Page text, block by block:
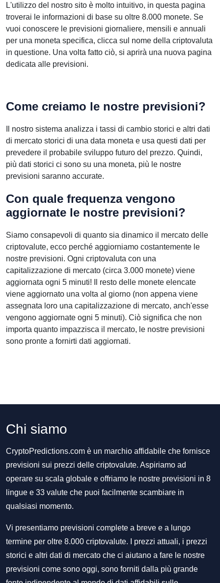
L'utilizzo del nostro sito è molto intuitivo, in questa pagina
troverai le informazioni di base su oltre 8.000 monete. Se
vuoi conoscere le previsioni giornaliere, mensili e annuali
per una moneta specifica, clicca sul nome della criptovaluta
in questione. Una volta fatto ciò, si aprirà una nuova pagina
dedicata alle previsioni.
Come creiamo le nostre previsioni?
Il nostro sistema analizza i tassi di cambio storici e altri dati
di mercato storici di una data moneta e usa questi dati per
prevedere il probabile sviluppo futuro del prezzo. Quindi,
più dati storici ci sono su una moneta, più le nostre
previsioni saranno accurate.
Con quale frequenza vengono
aggiornate le nostre previsioni?
Siamo consapevoli di quanto sia dinamico il mercato delle
criptovalute, ecco perché aggiorniamo costantemente le
nostre previsioni. Ogni criptovaluta con una
capitalizzazione di mercato (circa 3.000 monete) viene
aggiornata ogni 5 minuti! Il resto delle monete elencate
viene aggiornato una volta al giorno (non appena viene
assegnata loro una capitalizzazione di mercato, anch'esse
vengono aggiornate ogni 5 minuti). Ciò significa che non
importa quanto impazzisca il mercato, le nostre previsioni
sono pronte a fornirti dati aggiornati.
Chi siamo
CryptoPredictions.com è un marchio affidabile che fornisce
previsioni sui prezzi delle criptovalute. Aspiriamo ad
operare su scala globale e offriamo le nostre previsioni in 8
lingue e 33 valute che puoi facilmente scambiare in
qualsiasi momento.
Vi presentiamo previsioni complete a breve e a lungo
termine per oltre 8.000 criptovalute. I prezzi attuali, i prezzi
storici e altri dati di mercato che ci aiutano a fare le nostre
previsioni come sono oggi, sono forniti dalla più grande